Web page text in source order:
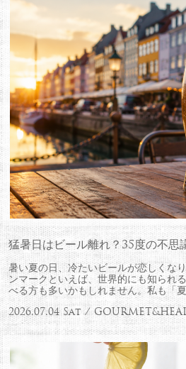
猛暑日はビール離れ？35度の不思
暑い夏の日、冷たいビールが恋しくな
ンマークといえば、世界的にも知られ
べる方も多いかもしれません。私も「
2026.07.04 Sat /